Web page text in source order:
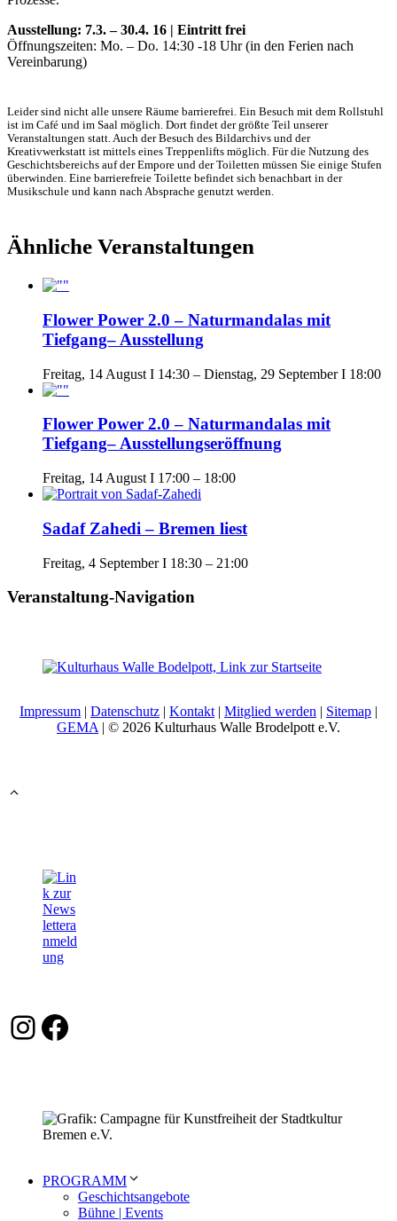
Ausstellung: 7.3. – 30.4. 16 | Eintritt frei
Öffnungszeiten: Mo. – Do. 14:30 -18 Uhr (in den Ferien nach
Vereinbarung)
Leider sind nicht alle unsere Räume barrierefrei. Ein Besuch mit dem Rollstuhl
ist im Café und im Saal möglich. Dort findet der größte Teil unserer
Veranstaltungen statt. Auch der Besuch des Bildarchivs und der
Kreativwerkstatt ist mittels eines Treppenlifts möglich. Für die Nutzung des
Geschichtsbereichs auf der Empore und der Toiletten müssen Sie einige Stufen
überwinden. Eine barrierefreie Toilette befindet sich benachbart in der
Musikschule und kann nach Absprache genutzt werden.
Ähnliche Veranstaltungen
Flower Power 2.0 – Naturmandalas mit
Tiefgang– Ausstellung
Freitag, 14 August I 14:30 – Dienstag, 29 September I 18:00
Flower Power 2.0 – Naturmandalas mit
Tiefgang– Ausstellungseröffnung
Freitag, 14 August I 17:00 – 18:00
Sadaf Zahedi – Bremen liest
Freitag, 4 September I 18:30 – 21:00
Veranstaltung-Navigation
Impressum | Datenschutz | Kontakt | Mitglied werden | Sitemap |
GEMA | © 2026 Kulturhaus Walle Brodelpott e.V.
Instagram Facebook
PROGRAMM
Geschichtsangebote
Bühne | Events